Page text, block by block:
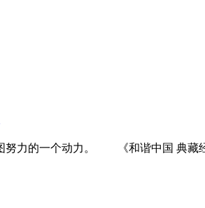
努力的一个动力。 《和谐中国 典藏